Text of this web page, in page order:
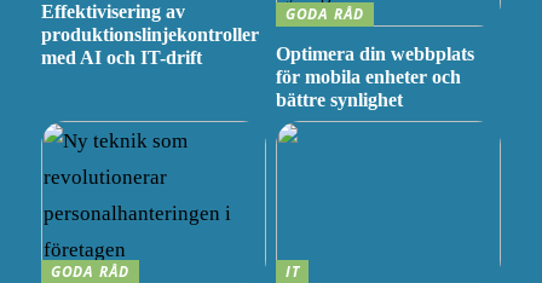
Effektivisering av
produktionslinjekontroller
med AI och IT-drift
GODA RÅD
Optimera din webbplats
för mobila enheter och
bättre synlighet
GODA RÅD
IT